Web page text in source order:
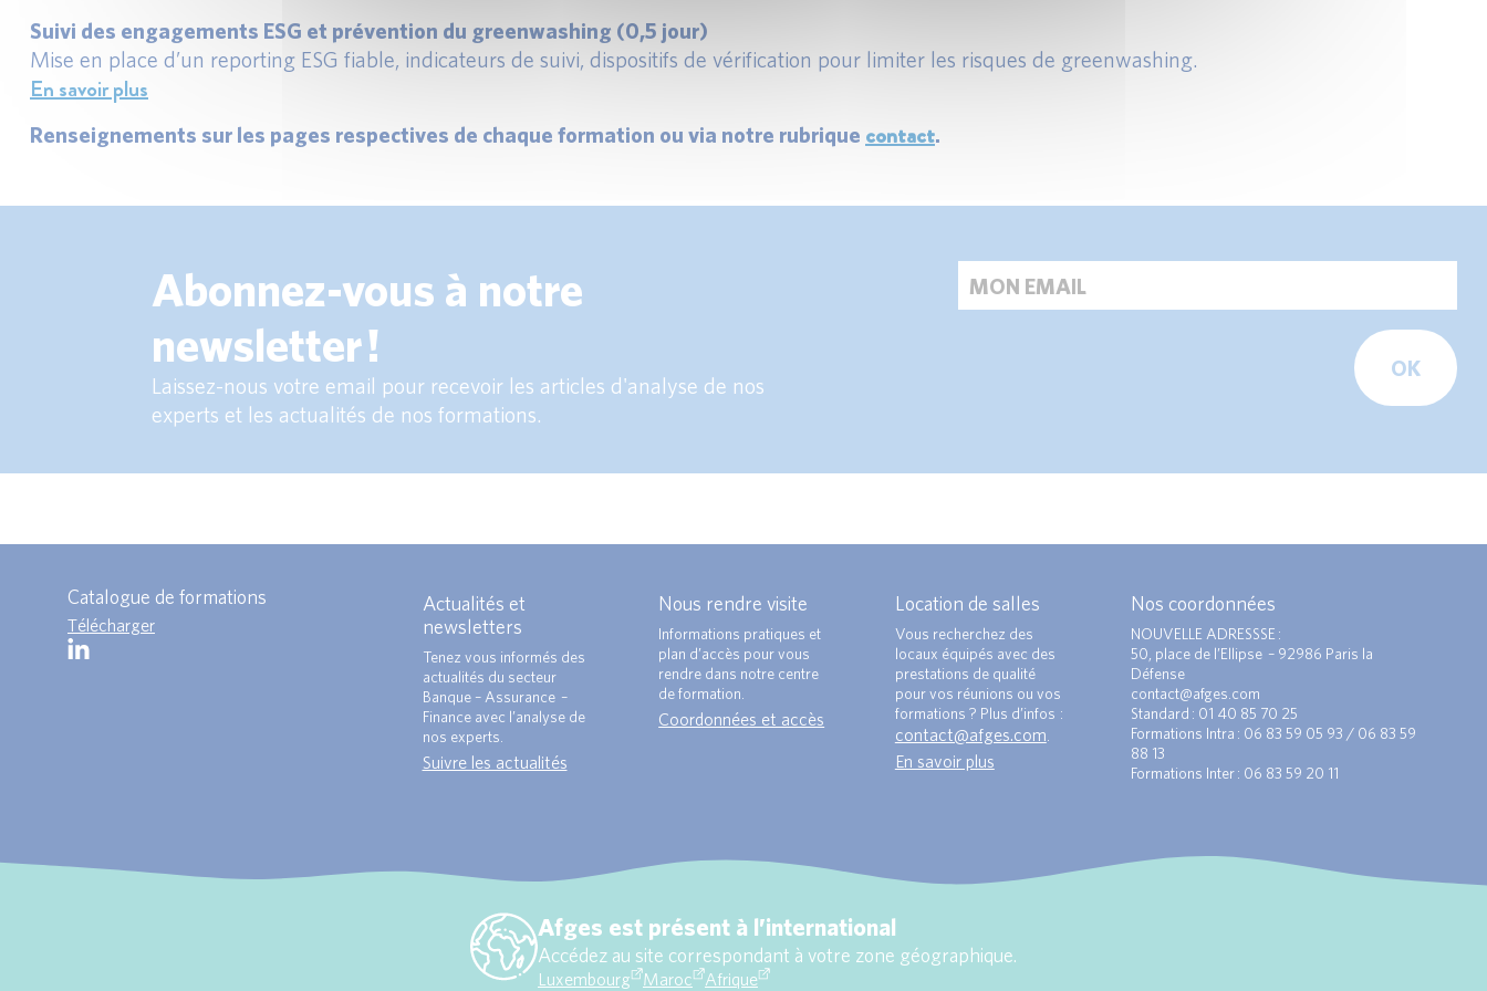
Suivi des engagements ESG et prévention du greenwashing (0,5 jour)
Mise en place d’un reporting ESG fiable, indicateurs de suivi, dispositifs de vérification pour limiter les risques de greenwashing.
En savoir plus
Renseignements sur les pages respectives de chaque formation ou via notre rubrique contact.
Abonnez-vous à notre
newsletter !
Laissez-nous votre email pour recevoir les articles d'analyse de nos
experts et les actualités de nos formations.
OK
Catalogue de formations
Télécharger
Actualités et
newsletters
Tenez vous informés des
actualités du secteur
Banque – Assurance –
Finance avec l’analyse de
nos experts.
Suivre les actualités
Nous rendre visite
Informations pratiques et
plan d’accès pour vous
rendre dans notre centre
de formation.
Coordonnées et accès
Location de salles
Vous recherchez des
locaux équipés avec des
prestations de qualité
pour vos réunions ou vos
formations ? Plus d’infos :
contact@afges.com
En savoir plus
Nos coordonnées
NOUVELLE ADRESSSE :
50, place de l’Ellipse – 92986 Paris la
Défense
contact@afges.com
Standard : 01 40 85 70 25
Formations Intra : 06 83 59 05 93 / 06 83 59
88 13
Formations Inter : 06 83 59 20 11
Afges est présent à l’international
Accédez au site correspondant à votre zone géographique.
Luxembourg Maroc Afrique